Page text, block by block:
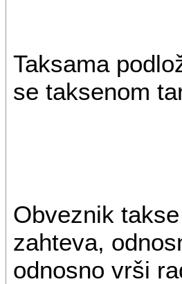
Taksama
se taksenom
Obveznik
zahteva,
odnosno vrši